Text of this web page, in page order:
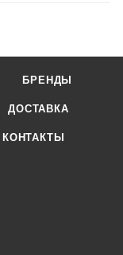
БРЕНДЫ
ДОСТАВКА
КОНТАКТЫ